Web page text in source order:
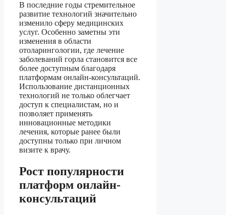
В последние годы стремительное
развитие технологий значительно
изменило сферу медицинских
услуг. Особенно заметны эти
изменения в области
отоларингологии, где лечение
заболеваний горла становится все
более доступным благодаря
платформам онлайн-консультаций.
Использование дистанционных
технологий не только облегчает
доступ к специалистам, но и
позволяет применять
инновационные методики
лечения, которые ранее были
доступны только при личном
визите к врачу.
Рост популярности
платформ онлайн-
консультаций